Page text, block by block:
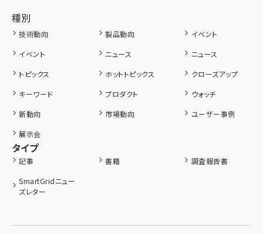
種別
技術動向 製品動向
イベント
イベント
ニュース
ニュース
トピックス
ホットトピックス
クローズアップ
キーワード
プロダクト
ウォッチ
新動向
市場動向
ユーザー事例
展示会
タイプ
記事 書籍
調査報告書
SmartGridニュー
ズレター